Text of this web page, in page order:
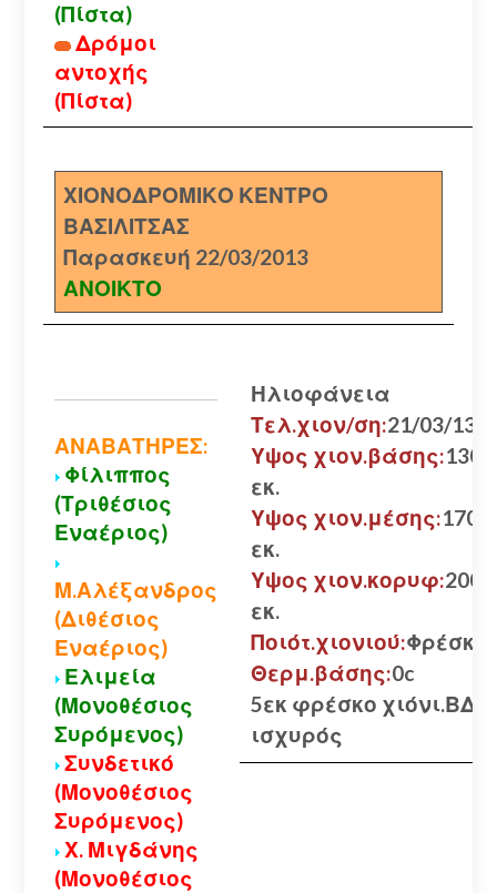
(Πίστα)
Δρόμοι
αντοχής
(Πίστα)
ΧΙΟΝΟΔΡΟΜΙΚΟ ΚΕΝΤΡΟ
ΒΑΣΙΛΙΤΣΑΣ
Παρασκευή 22/03/2013
ΑΝΟΙΚΤΟ
ΑΝΑΒΑΤΗΡΕΣ:
Φίλιππος
(Τριθέσιος
Εναέριος)
Μ.Αλέξανδρος
(Διθέσιος
Εναέριος)
Ελιμεία
(Μονοθέσιος
Συρόμενος)
Συνδετικό
(Μονοθέσιος
Συρόμενος)
Χ. Μιγδάνης
(Μονοθέσιος
Ηλιοφάνεια
Τελ.χιον/ση:21/03/13
Υψος χιον.βάσης:130
εκ.
Υψος χιον.μέσης:170
εκ.
Υψος χιον.κορυφ:200
εκ.
Ποιότ.χιονιού:Φρέσκο
Θερμ.βάσης:0c
5εκ φρέσκο χιόνι.ΒΔ
ισχυρός